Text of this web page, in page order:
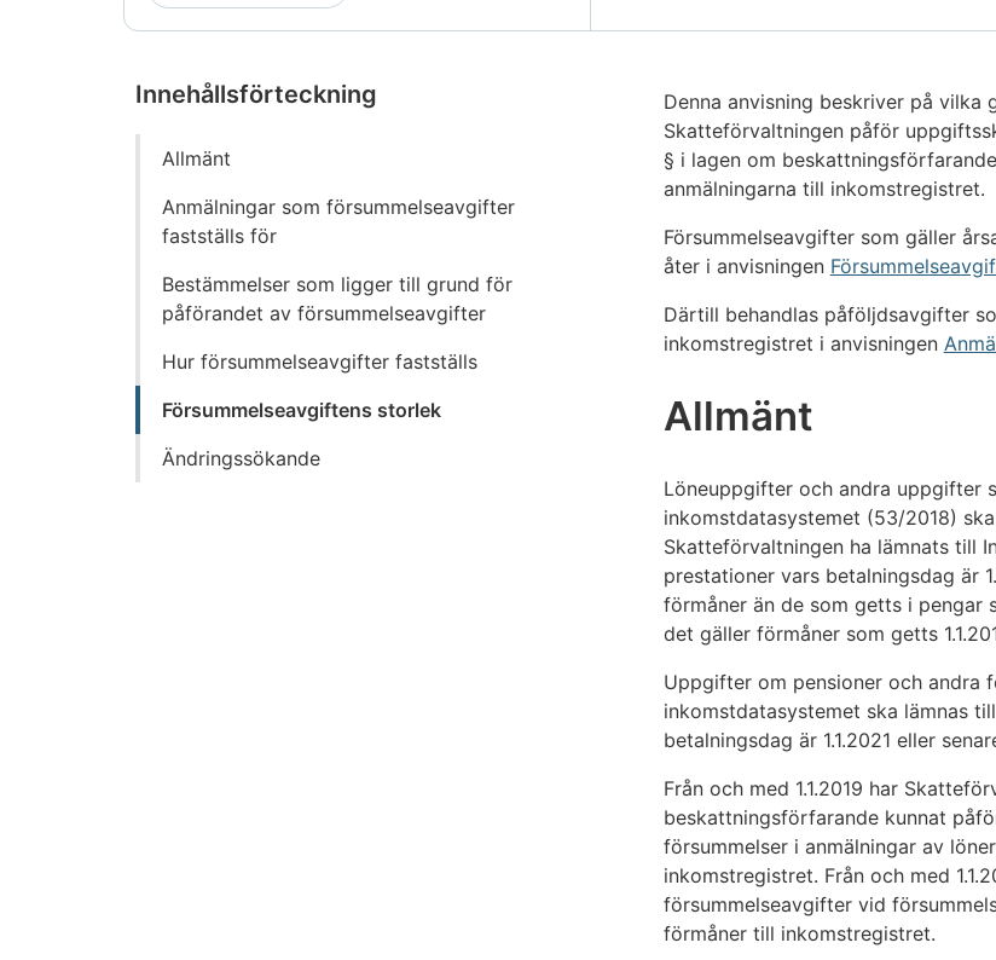
Innehållsförteckning
innehållet
Allmänt
Anmälningar som försummelseavgifter
fastställs för
Bestämmelser som ligger till grund för
påförandet av försummelseavgifter
Hur försummelseavgifter fastställs
Försummelseavgiftens storlek
Ändringssökande
Denna anvisning beskriver på
Skatteförvaltningen påför
§ i lagen om
anmälningarna till inkomstregistret.
Försummelseavgifter som gäller
åter i anvisningen
Därtill behandlas påföljdsavgifter
inkomstregistret i anvisningen
Allmänt
Löneuppgifter och andra uppgifter
inkomstdatasystemet (53/2018)
Skatteförvaltningen ha lämnats till
prestationer vars betalningsdag är
förmåner än de som getts i pengar
det gäller förmåner som getts
Uppgifter om pensioner och andra
inkomstdatasystemet ska lämnas
betalningsdag är 1.1.2021 eller
Från och med 1.1.2019 har
beskattningsförfarande kunnat
försummelser i anmälningar av
inkomstregistret. Från och med
försummelseavgifter vid
förmåner till inkomstregistret.